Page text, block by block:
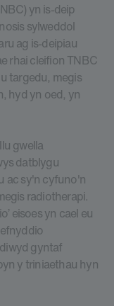
yn is-deip
sylweddol
ag is-deipiau
rhai cleifion TNBC
targedu, megis
hyd yn oed, yn
gwella
datblygu
ac sy'n cyfuno'n
radiotherapi.
eisoes yn cael eu
gyntaf
y triniaethau hyn